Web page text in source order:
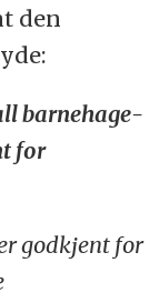
den
barnehage­
for
godkjent for